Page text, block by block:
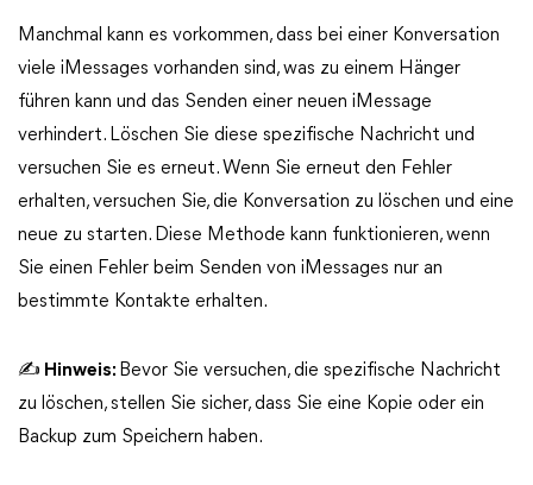
Manchmal kann es vorkommen, dass bei einer Konversation
viele iMessages vorhanden sind, was zu einem Hänger
führen kann und das Senden einer neuen iMessage
verhindert. Löschen Sie diese spezifische Nachricht und
versuchen Sie es erneut. Wenn Sie erneut den Fehler
erhalten, versuchen Sie, die Konversation zu löschen und eine
neue zu starten. Diese Methode kann funktionieren, wenn
Sie einen Fehler beim Senden von iMessages nur an
bestimmte Kontakte erhalten.
✍ Hinweis: Bevor Sie versuchen, die spezifische Nachricht
zu löschen, stellen Sie sicher, dass Sie eine Kopie oder ein
Backup zum Speichern haben.